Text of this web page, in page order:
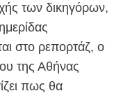
των δικηγόρων,
στο ρεπορτάζ, ο
της Αθήνας
πως θα